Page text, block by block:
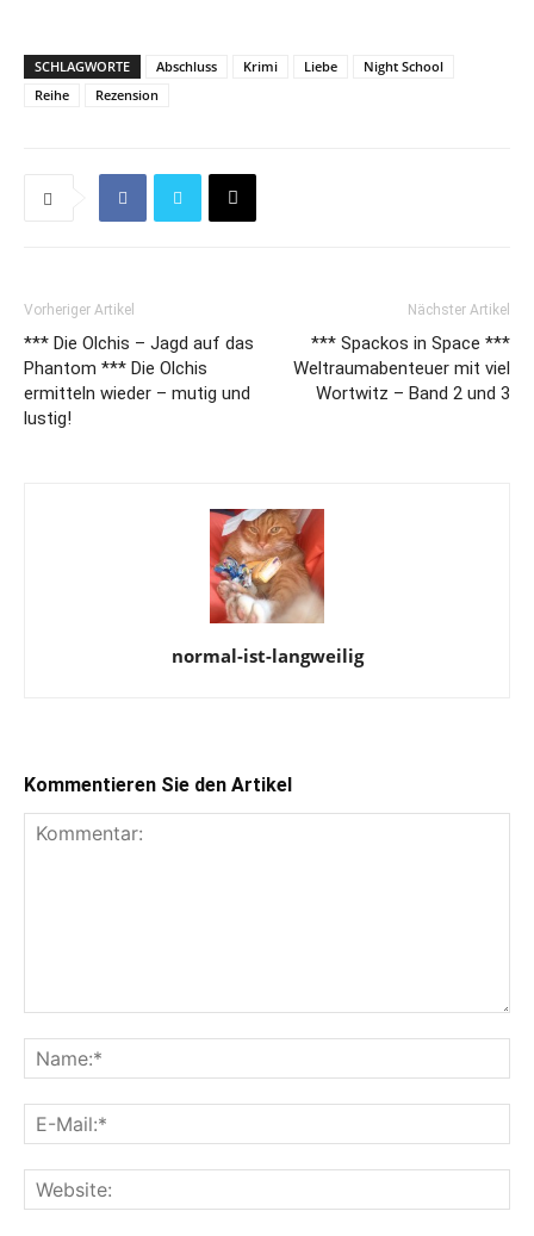
SCHLAGWORTE Abschluss Krimi Liebe
Night School
Reihe
Rezension
Vorheriger Artikel
*** Die Olchis – Jagd auf das
Phantom *** Die Olchis
ermitteln wieder – mutig und
lustig!
Nächster Artikel
*** Spackos in Space ***
Weltraumabenteuer mit viel
Wortwitz – Band 2 und 3
normal-ist-langweilig
Kommentieren Sie den Artikel